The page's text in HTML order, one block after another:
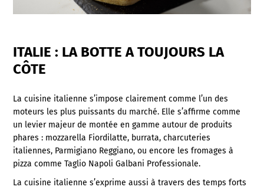
ITALIE : LA BOTTE A TOUJOURS LA
CÔTE
La cuisine italienne s’impose clairement comme l’un des
moteurs les plus puissants du marché. Elle s’affirme comme
un levier majeur de montée en gamme autour de produits
phares : mozzarella Fiordilatte, burrata, charcuteries
italiennes, Parmigiano Reggiano, ou encore les fromages à
pizza comme Taglio Napoli Galbani Professionale.
La cuisine italienne s’exprime aussi à travers des temps forts